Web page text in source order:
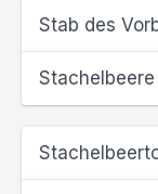
Stab des
Stachelbeere